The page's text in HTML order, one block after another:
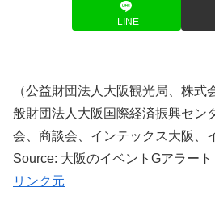
LINE
（公益財団法人大阪観光局、株式
般財団法人大阪国際経済振興セン
会、商談会、インテックス大阪、
Source: 大阪のイベントGアラート
リンク元